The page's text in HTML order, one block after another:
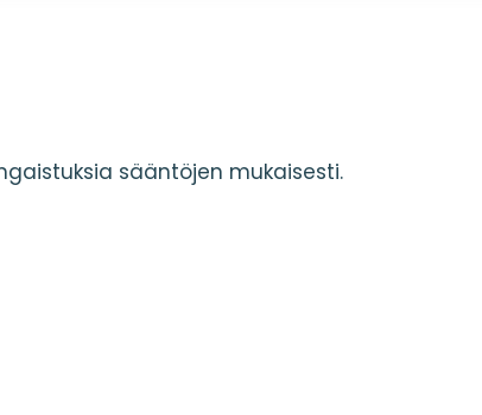
sääntöjen mukaisesti.